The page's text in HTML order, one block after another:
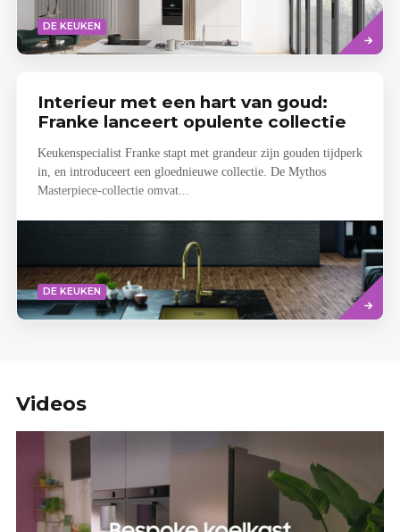
DE KEUKEN
Read
more
Interieur met een hart van goud:
Franke lanceert opulente collectie
Keukenspecialist Franke stapt met grandeur zijn gouden tijdperk
in, en introduceert een gloednieuwe collectie. De Mythos
Masterpiece-collectie omvat...
DE KEUKEN
Read
more
Videos